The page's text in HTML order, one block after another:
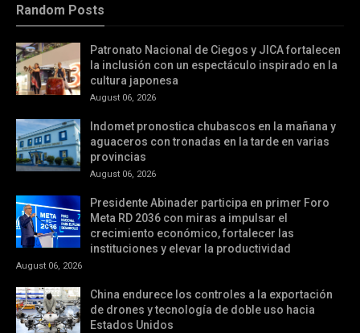
Random Posts
Patronato Nacional de Ciegos y JICA fortalecen
la inclusión con un espectáculo inspirado en la
cultura japonesa
August 06, 2026
Indomet pronostica chubascos en la mañana y
aguaceros con tronadas en la tarde en varias
provincias
August 06, 2026
Presidente Abinader participa en primer Foro
Meta RD 2036 con miras a impulsar el
crecimiento económico, fortalecer las
instituciones y elevar la productividad
August 06, 2026
China endurece los controles a la exportación
de drones y tecnología de doble uso hacia
Estados Unidos